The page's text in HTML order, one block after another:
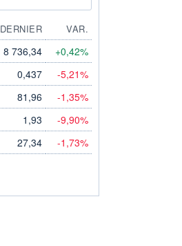
DERNIER
VAR.
8 736,34 +0,42%
0,437 -5,21%
81,96 -1,35%
1,93 -9,90%
27,34 -1,73%